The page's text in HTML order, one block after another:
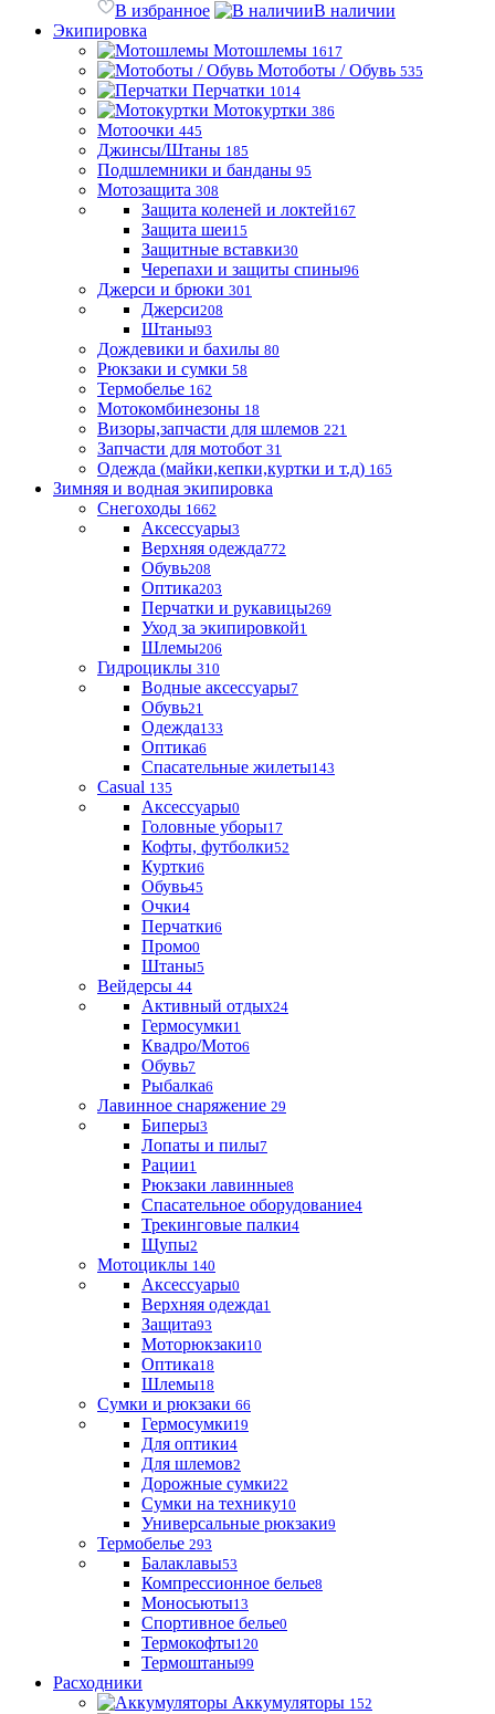
В избранное
В наличии
Экипировка
Мотошлемы 1617
Мотоботы / Обувь 535
Перчатки 1014
Мотокуртки 386
Мотоочки 445
Джинсы/Штаны 185
Подшлемники и банданы 95
Мотозащита 308
Защита коленей и локтей167
Защита шеи15
Защитные вставки30
Черепахи и защиты спины96
Джерси и брюки 301
Джерси208
Штаны93
Дождевики и бахилы 80
Рюкзаки и сумки 58
Термобелье 162
Мотокомбинезоны 18
Визоры,запчасти для шлемов 221
Запчасти для мотобот 31
Одежда (майки,кепки,куртки и т.д) 165
Зимняя и водная экипировка
Снегоходы 1662
Аксессуары3
Верхняя одежда772
Обувь208
Оптика203
Перчатки и рукавицы269
Уход за экипировкой1
Шлемы206
Гидроциклы 310
Водные аксессуары7
Обувь21
Одежда133
Оптика6
Спасательные жилеты143
Casual 135
Аксессуары0
Головные уборы17
Кофты, футболки52
Куртки6
Обувь45
Очки4
Перчатки6
Промо0
Штаны5
Вейдерсы 44
Активный отдых24
Гермосумки1
Квадро/Мото6
Обувь7
Рыбалка6
Лавинное снаряжение 29
Биперы3
Лопаты и пилы7
Рации1
Рюкзаки лавинные8
Спасательное оборудование4
Трекинговые палки4
Щупы2
Мотоциклы 140
Аксессуары0
Верхняя одежда1
Защита93
Моторюкзаки10
Оптика18
Шлемы18
Сумки и рюкзаки 66
Гермосумки19
Для оптики4
Для шлемов2
Дорожные сумки22
Сумки на технику10
Универсальные рюкзаки9
Термобелье 293
Балаклавы53
Компрессионное белье8
Моносьюты13
Спортивное белье0
Термокофты120
Термоштаны99
Расходники
Аккумуляторы 152